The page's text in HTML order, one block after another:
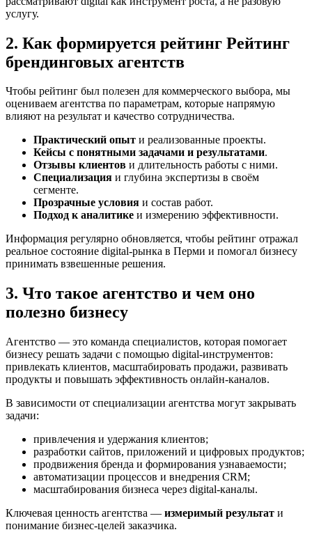
услугу.
2. Как формируется рейтинг Рейтинг
брендинговых агентств
Чтобы рейтинг был полезен для коммерческого выбора, мы
оцениваем агентства по параметрам, которые напрямую
влияют на результат и качество сотрудничества.
Практический опыт и реализованные проекты.
Кейсы с понятными задачами и результатами.
Отзывы клиентов и длительность работы с ними.
Специализация и глубина экспертизы в своём
сегменте.
Прозрачные условия и состав работ.
Подход к аналитике и измерению эффективности.
Информация регулярно обновляется, чтобы рейтинг отражал
реальное состояние digital-рынка в Перми и помогал бизнесу
принимать взвешенные решения.
3. Что такое агентство и чем оно
полезно бизнесу
Агентство — это команда специалистов, которая помогает
бизнесу решать задачи с помощью digital-инструментов:
привлекать клиентов, масштабировать продажи, развивать
продукты и повышать эффективность онлайн-каналов.
В зависимости от специализации агентства могут закрывать
задачи:
привлечения и удержания клиентов;
разработки сайтов, приложений и цифровых продуктов;
продвижения бренда и формирования узнаваемости;
автоматизации процессов и внедрения CRM;
масштабирования бизнеса через digital-каналы.
Ключевая ценность агентства — измеримый результат и
понимание бизнес-целей заказчика.